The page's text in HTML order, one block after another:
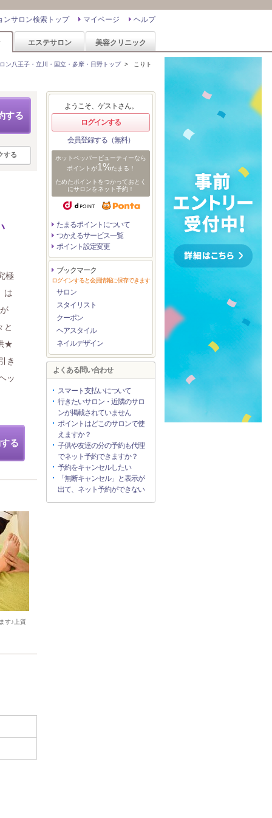
ヘルプ
マイページ
ンサロン検索トップ
エステサロン 美容クリニック
ン八王子・立川・国立・多摩・日野トップ>
こりト
する
する
極
は
と
★
き
ッ
る
す♪上質
ようこそ、ゲストさん。
ログインする
会員登録する（無料）
ホットペッパービューティーなら
ポイントが1%たまる！
ためたポイントをつかっておとく
にサロンをネット予約！
たまるポイントについて
つかえるサービス一覧
ポイント設定変更
ブックマーク
ログインすると会員情報に保存できます
サロン
スタイリスト
クーポン
ヘアスタイル
ネイルデザイン
よくある問い合わせ
スマート支払いについて
行きたいサロン・近隣のサロ
ンが掲載されていません
ポイントはどこのサロンで使
えますか？
子供や友達の分の予約も代理
でネット予約できますか？
予約をキャンセルしたい
「無断キャンセル」と表示が
出て、ネット予約ができない